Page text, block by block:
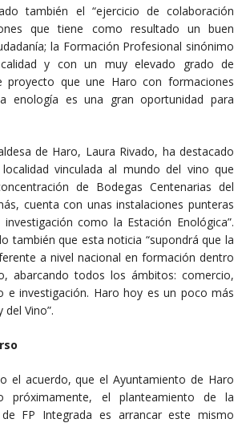
también el “ejercicio de colaboración
que tiene como resultado un buen
la Formación Profesional sinónimo
y con un muy elevado grado de
proyecto que une Haro con formaciones
enología es una gran oportunidad para
de Haro, Laura Rivado, ha destacado
vinculada al mundo del vino que
de Bodegas Centenarias del
cuenta con unas instalaciones punteras
como la Estación Enológica”.
también que esta noticia “supondrá que la
a nivel nacional en formación dentro
abarcando todos los ámbitos: comercio,
e investigación. Haro hoy es un poco más
Vino”.
el acuerdo, que el Ayuntamiento de Haro
próximamente, el planteamiento de la
de FP Integrada es arrancar este mismo